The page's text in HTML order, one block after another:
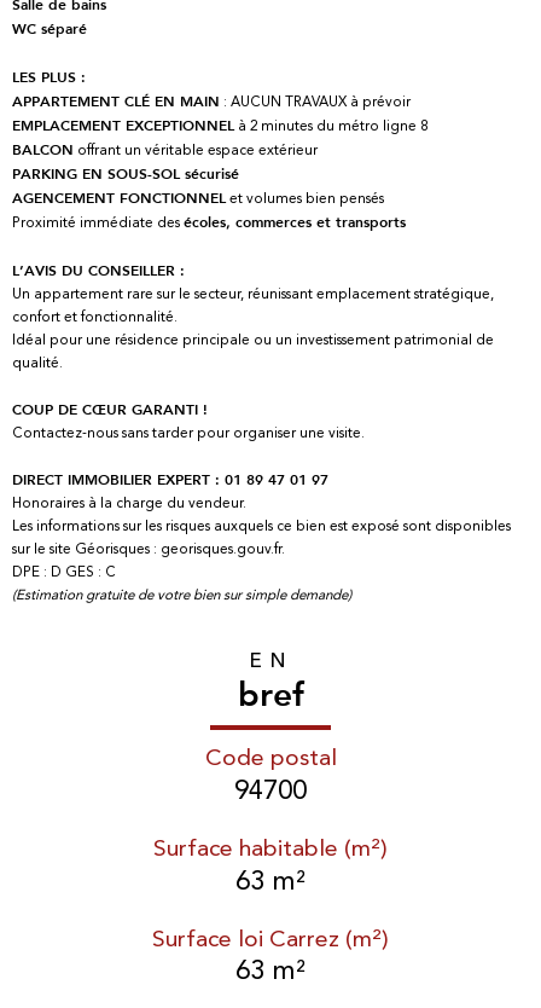
Salle de bains
WC séparé
LES PLUS :
APPARTEMENT CLÉ EN MAIN : AUCUN TRAVAUX à prévoir
EMPLACEMENT EXCEPTIONNEL à 2 minutes du métro ligne 8
BALCON offrant un véritable espace extérieur
PARKING EN SOUS-SOL sécurisé
AGENCEMENT FONCTIONNEL et volumes bien pensés
Proximité immédiate des écoles, commerces et transports
L’AVIS DU CONSEILLER :
Un appartement rare sur le secteur, réunissant emplacement stratégique,
confort et fonctionnalité.
Idéal pour une résidence principale ou un investissement patrimonial de
qualité.
COUP DE CŒUR GARANTI !
Contactez-nous sans tarder pour organiser une visite.
DIRECT IMMOBILIER EXPERT : 01 89 47 01 97
Honoraires à la charge du vendeur.
Les informations sur les risques auxquels ce bien est exposé sont disponibles
sur le site Géorisques : georisques.gouv.fr.
DPE : D GES : C
(Estimation gratuite de votre bien sur simple demande)
EN
bref
Code postal
94700
Surface habitable (m²)
63 m²
Surface loi Carrez (m²)
63 m²